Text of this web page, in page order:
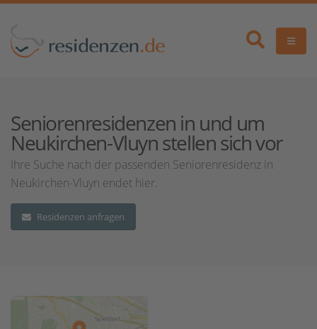
Seniorenresidenzen in und um
Neukirchen-Vluyn stellen sich vor
Ihre Suche nach der passenden Seniorenresidenz in
Neukirchen-Vluyn endet hier.
Residenzen anfragen